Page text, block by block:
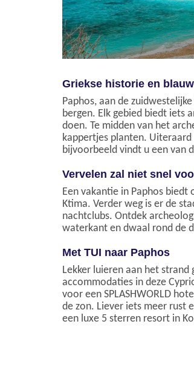
Griekse historie en
Paphos, aan de
bergen. Elk gebied biedt iets
doen. Te midden van het
kappertjes planten.
bijvoorbeeld vindt u een van
Vervelen zal niet snel
Een vakantie in Paphos
Ktima. Verder weg is er de
nachtclubs. Ontdek
waterkant en dwaal rond de
Met TUI naar Paphos
Lekker luieren aan het
accommodaties in deze
voor een SPLASHWORLD
de zon. Liever iets meer rust
een luxe 5 sterren resort in